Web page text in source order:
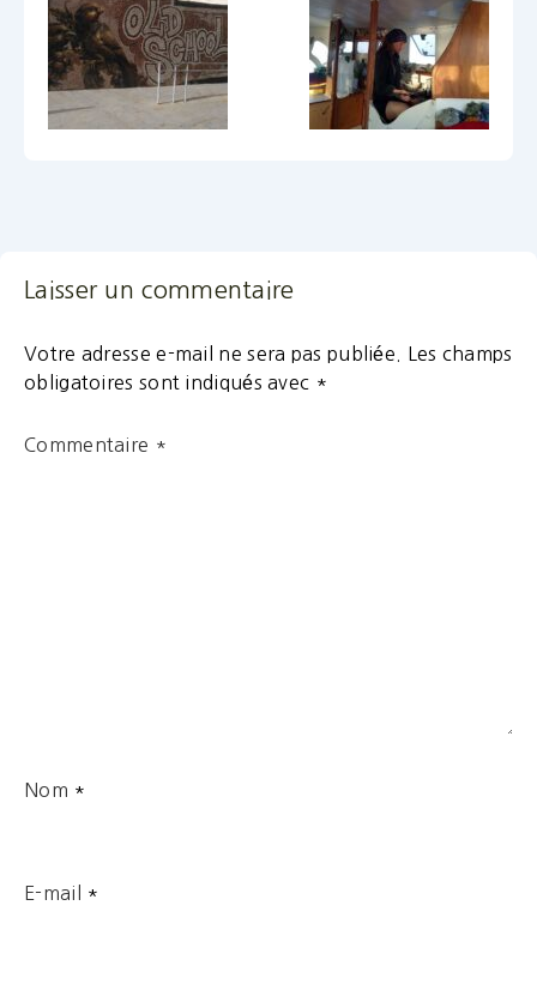
Laisser un commentaire
Votre adresse e-mail ne sera pas publiée.
Les champs
obligatoires sont indiqués avec *
Commentaire *
Nom *
E-mail *